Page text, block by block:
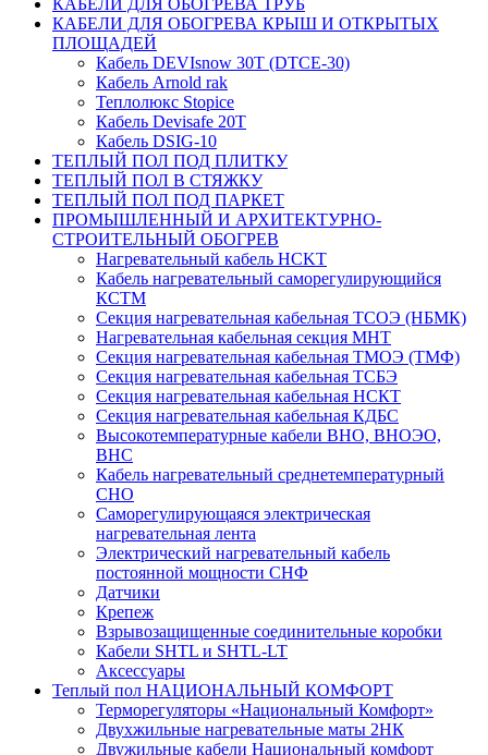
КАБЕЛИ ДЛЯ ОБОГРЕВА ТРУБ
КАБЕЛИ ДЛЯ ОБОГРЕВА КРЫШ И ОТКРЫТЫХ
ПЛОЩАДЕЙ
Кабель DEVIsnow 30Т (DTCE-30)
Кабель Arnold rak
Теплолюкс Stopice
Кабель Devisafe 20T
Кабель DSIG-10
ТЕПЛЫЙ ПОЛ ПОД ПЛИТКУ
ТЕПЛЫЙ ПОЛ В СТЯЖКУ
ТЕПЛЫЙ ПОЛ ПОД ПАРКЕТ
ПРОМЫШЛЕННЫЙ И АРХИТЕКТУРНО-
СТРОИТЕЛЬНЫЙ ОБОГРЕВ
Нагревательный кабель НCKТ
Кабель нагревательный саморегулирующийся
КСТМ
Секция нагревательная кабельная ТСОЭ (НБМК)
Нагревательная кабельная секция МНТ
Секция нагревательная кабельная ТМОЭ (ТМФ)
Секция нагревательная кабельная ТСБЭ
Секция нагревательная кабельная НСКТ
Секция нагревательная кабельная КДБС
Высокотемпературные кабели ВНО, ВНОЭО,
ВНС
Кабель нагревательный среднетемпературный
СНО
Саморегулирующаяся электрическая
нагревательная лента
Электрический нагревательный кабель
постоянной мощности СНФ
Датчики
Крепеж
Взрывозащищенные соединительные коробки
Кабели SHTL и SHTL-LT
Аксессуары
Теплый пол НАЦИОНАЛЬНЫЙ КОМФОРТ
Терморегуляторы «Национальный Комфорт»
Двухжильные нагревательные маты 2НК
Двужильные кабели Национальный комфорт